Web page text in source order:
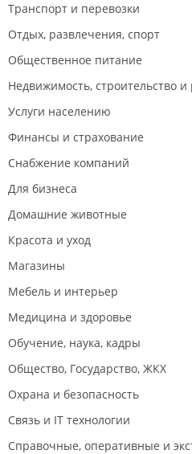
Транспорт и перевозки
Отдых, развлечения, спорт
Общественное питание
Недвижимость, строительство
Услуги населению
Финансы и страхование
Снабжение компаний
Для бизнеса
Домашние животные
Красота и уход
Магазины
Мебель и интерьер
Медицина и здоровье
Обучение, наука, кадры
Общество, Государство, ЖКХ
Охрана и безопасность
Связь и IT технологии
Справочные, оперативные и